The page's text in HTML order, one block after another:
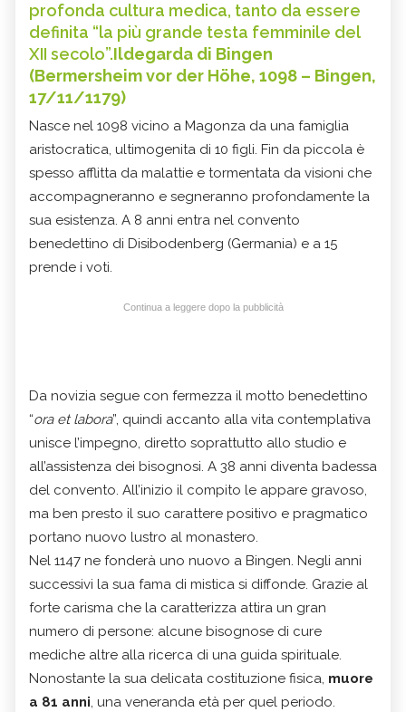
profonda cultura medica, tanto da essere
definita “la più grande testa femminile del
XII secolo”.Ildegarda di Bingen
(Bermersheim vor der Höhe, 1098 – Bingen,
17/11/1179)
Nasce nel 1098 vicino a Magonza da una famiglia
aristocratica, ultimogenita di 10 figli. Fin da piccola è
spesso afflitta da malattie e tormentata da visioni che
accompagneranno e segneranno profondamente la
sua esistenza. A 8 anni entra nel convento
benedettino di Disibodenberg (Germania) e a 15
prende i voti.
Continua a leggere dopo la pubblicità
Da novizia segue con fermezza il motto benedettino
“ora et labora”, quindi accanto alla vita contemplativa
unisce l’impegno, diretto soprattutto allo studio e
all’assistenza dei bisognosi. A 38 anni diventa badessa
del convento. All’inizio il compito le appare gravoso,
ma ben presto il suo carattere positivo e pragmatico
portano nuovo lustro al monastero.
Nel 1147 ne fonderà uno nuovo a Bingen. Negli anni
successivi la sua fama di mistica si diffonde. Grazie al
forte carisma che la caratterizza attira un gran
numero di persone: alcune bisognose di cure
mediche altre alla ricerca di una guida spirituale.
Nonostante la sua delicata costituzione fisica, muore
a 81 anni, una veneranda età per quel periodo.